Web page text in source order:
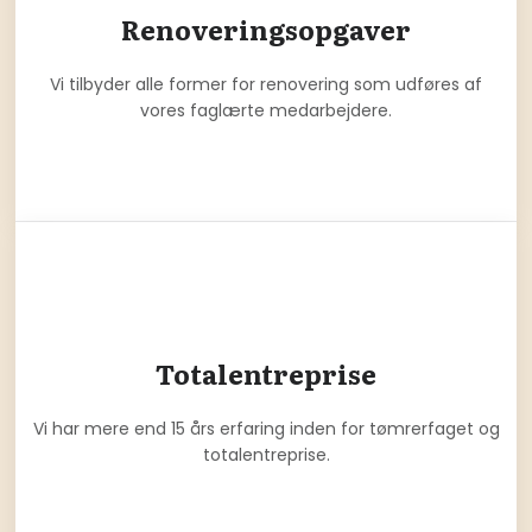
Renoveringsopgaver
Vi tilbyder alle former for renovering som udføres af
vores faglærte medarbejdere.
Totalentreprise
Vi har mere end 15 års erfaring inden for tømrerfaget og
totalentreprise.